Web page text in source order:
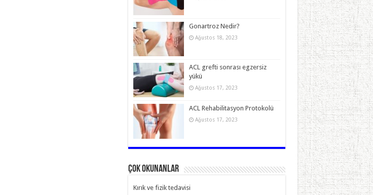
Gonartroz Nedir?
Ağustos 18, 2023
ACL grefti sonrası egzersiz
yükü
Ağustos 17, 2023
ACL Rehabilitasyon Protokolü
Ağustos 17, 2023
Çok Okunanlar
Kırık ve fizik tedavisi